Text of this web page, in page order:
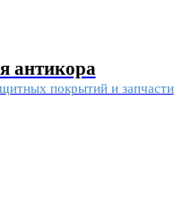
антикора
покрытий и запчасти